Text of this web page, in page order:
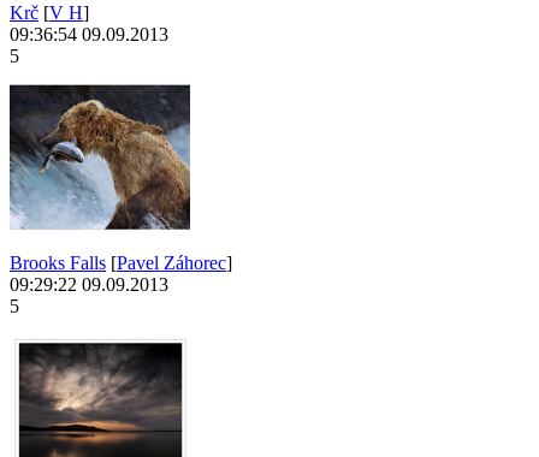
Krč [V H]
09:36:54 09.09.2013
5
Brooks Falls [Pavel Záhorec]
09:29:22 09.09.2013
5